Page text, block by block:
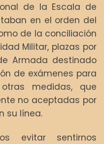
de la Escala de
en el orden del
de la conciliación
Militar, plazas por
Armada destinado
de exámenes para
medidas, que
no aceptadas por
su línea.
sentirnos